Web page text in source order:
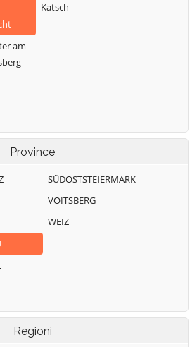
am
Katsch
Province
SÜDOSTSTEIERMARK
VOITSBERG
WEIZ
Regioni